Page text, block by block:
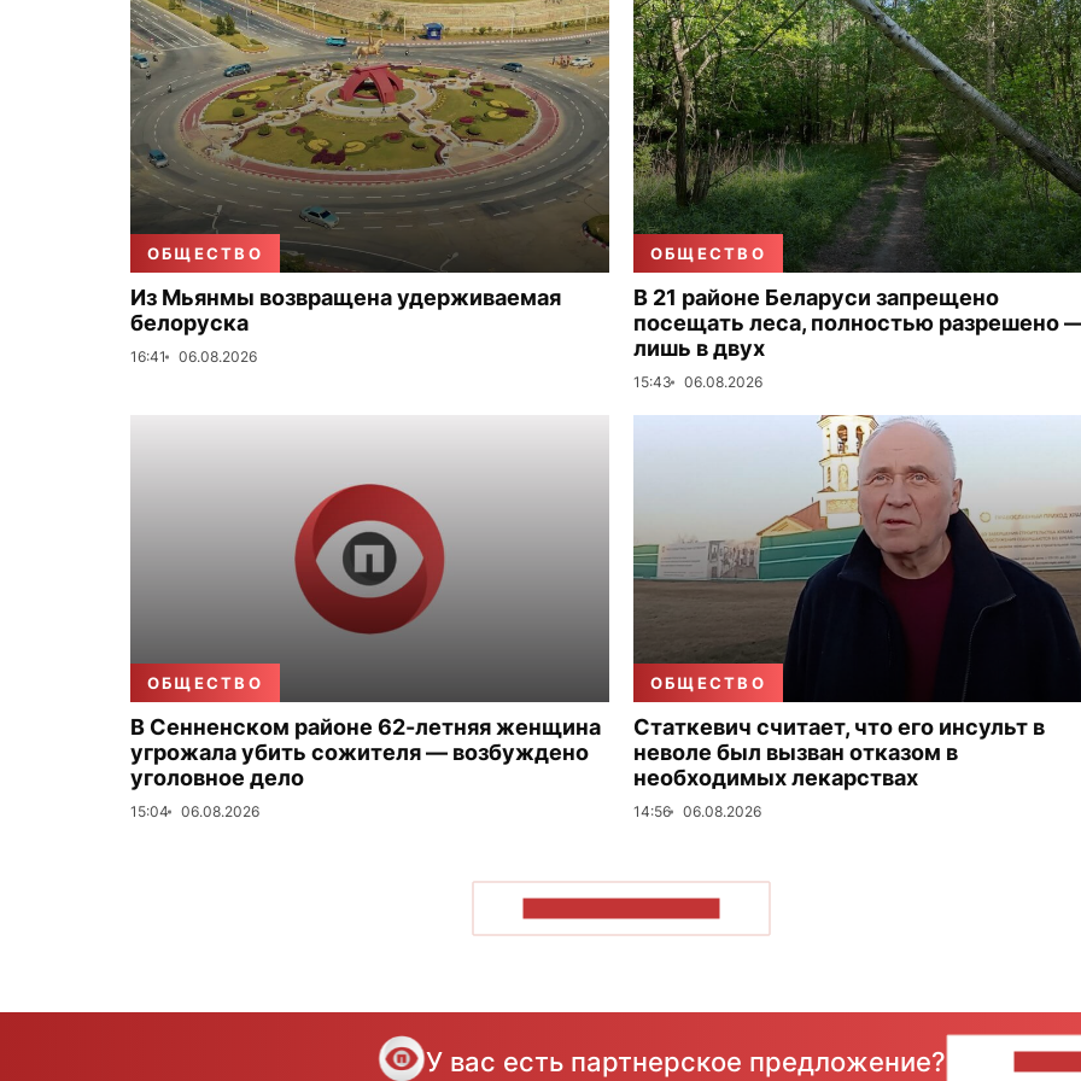
ОБЩЕСТВО
Из Мьянмы возвращена удерживаемая
белоруска
16:41 06.08.2026
ОБЩЕСТВО
В 21 районе Беларуси запрещено
посещать леса, полностью разрешено
лишь в двух
15:43 06.08.2026
ОБЩЕСТВО
В Сенненском районе 62-летняя женщина
угрожала убить сожителя — возбуждено
уголовное дело
15:04 06.08.2026
ОБЩЕСТВО
Статкевич считает, что его инсульт в
неволе был вызван отказом в
необходимых лекарствах
14:56 06.08.2026
У вас есть партнерское предложение?